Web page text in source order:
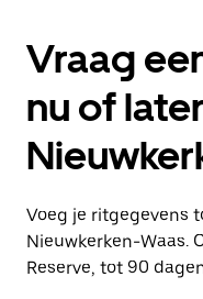
Vraag
nu of
Voeg je ritgegevens
Nieuwkerken-Waas.
Reserve, tot 90